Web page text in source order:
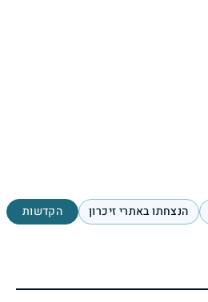
הנצחתו באתרי זיכרון הקדשות